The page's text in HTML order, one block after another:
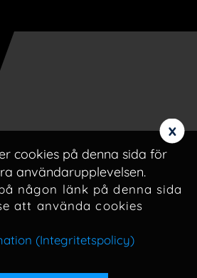
cookies på denna sida för
användarupplevelsen.
någon länk på denna sida
att använda cookies
(Integritetspolicy)
x